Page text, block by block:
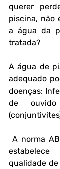
querer
piscina, não
a água da
tratada?
A água de
adequado
doenças:
de
qualidade